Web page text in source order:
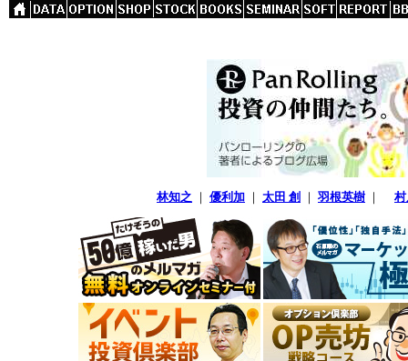
林知之 ｜ 優利加 ｜ 太田 創 ｜ 羽根英樹 ｜